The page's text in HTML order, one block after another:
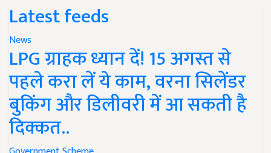
Latest feeds
News
LPG ग्राहक ध्यान दें! 15 अगस्त से
पहले करा लें ये काम, वरना सिलेंडर
बुकिंग और डिलीवरी में आ सकती है
दिक्कत..